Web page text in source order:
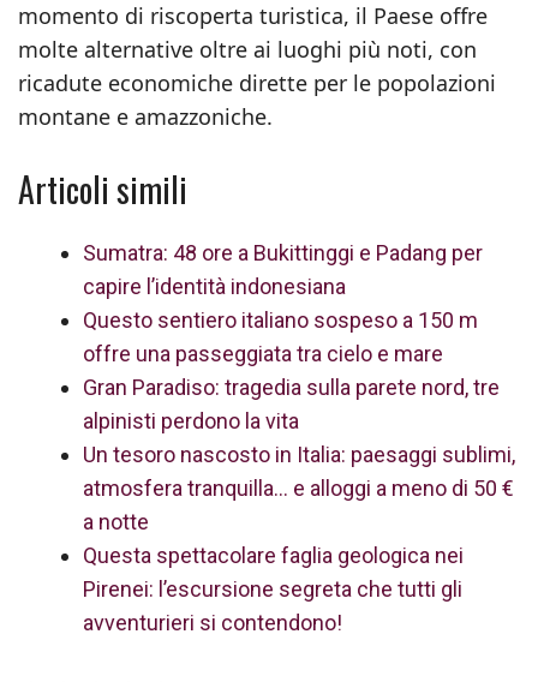
momento di riscoperta turistica, il Paese offre
molte alternative oltre ai luoghi più noti, con
ricadute economiche dirette per le popolazioni
montane e amazzoniche.
Articoli simili
Sumatra: 48 ore a Bukittinggi e Padang per
capire l’identità indonesiana
Questo sentiero italiano sospeso a 150 m
offre una passeggiata tra cielo e mare
Gran Paradiso: tragedia sulla parete nord, tre
alpinisti perdono la vita
Un tesoro nascosto in Italia: paesaggi sublimi,
atmosfera tranquilla… e alloggi a meno di 50 €
a notte
Questa spettacolare faglia geologica nei
Pirenei: l’escursione segreta che tutti gli
avventurieri si contendono!